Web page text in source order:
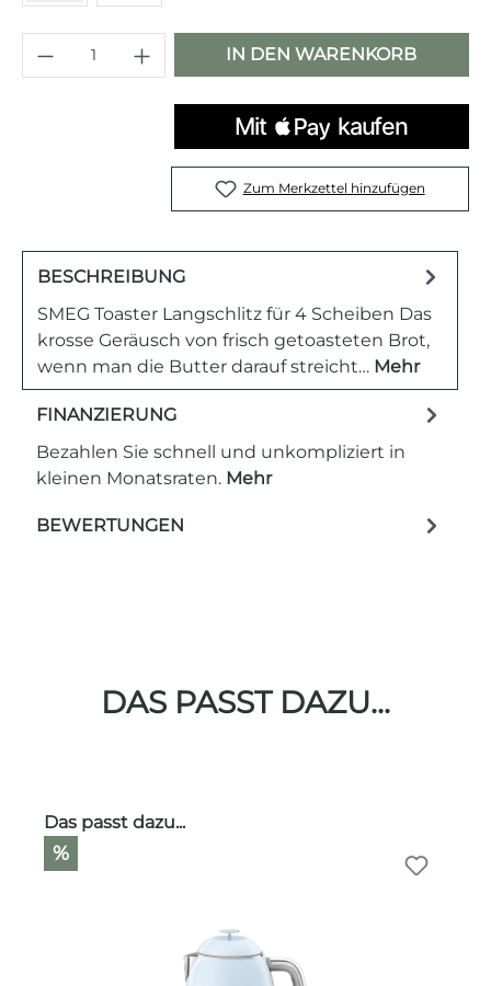
Produkt Anzahl: Gib den
IN DEN WARENKORB
Zum Merkzettel hinzufügen
BESCHREIBUNG
SMEG Toaster Langschlitz für 4 Scheiben Das
krosse Geräusch von frisch getoasteten Brot,
wenn man die Butter darauf streicht… Mehr
FINANZIERUNG
Bezahlen Sie schnell und unkompliziert in
kleinen Monatsraten. Mehr
BEWERTUNGEN
DAS PASST DAZU...
Produktgalerie überspringen
Das passt dazu...
%